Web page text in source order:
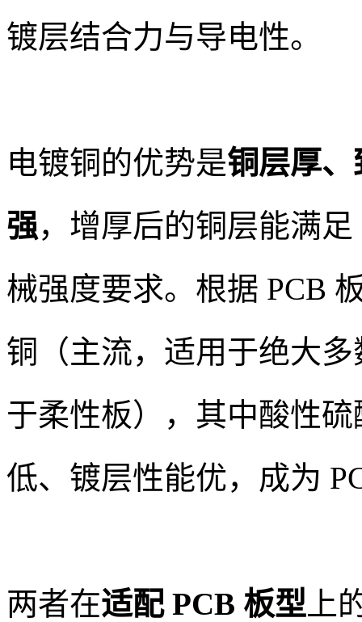
镀层结合力与导电性。
电镀铜的优势是铜层厚
强，增厚后的铜层能满
械强度要求。根据 PCB
铜（主流，适用于绝大
于柔性板），其中酸性
低、镀层性能优，成为
两者在适配 PCB 板型 上